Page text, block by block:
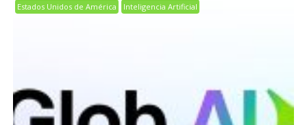
Estados Unidos de América Inteligencia Artificial